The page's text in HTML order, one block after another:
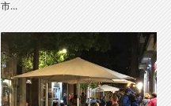
市...